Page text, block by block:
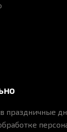
праздничные